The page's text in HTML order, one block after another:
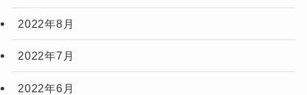
2022年8月
2022年7月
2022年6月